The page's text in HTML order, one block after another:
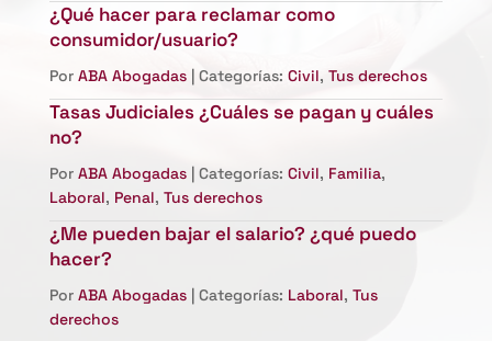
¿Qué hacer para reclamar como
consumidor/usuario?
Por ABA Abogadas| Categorías: Civil, Tus derechos
Tasas Judiciales ¿Cuáles se pagan y cuáles
no?
Por ABA Abogadas| Categorías: Civil, Familia,
Laboral, Penal, Tus derechos
¿Me pueden bajar el salario? ¿qué puedo
hacer?
Por ABA Abogadas| Categorías: Laboral, Tus
derechos